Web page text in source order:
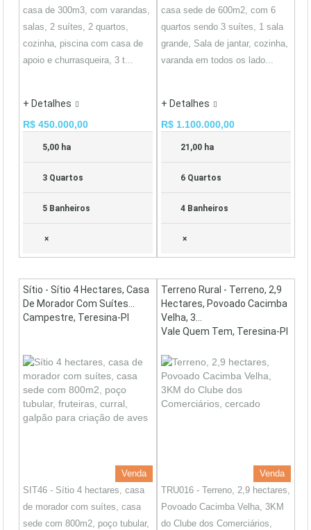
casa de 300m3, com varandas,
salas, 2 suítes, 2 quartos,
cozinha, piscina com casa de
apoio e churrasqueira, 3 t...
+ Detalhes
R$ 450.000,00
5,00 ha
3 Quartos
5 Banheiros
×
casa sede de 600m2, com 6
quartos sendo 3 suítes, 1 sala
grande, Sala de jantar, cozinha,
varanda em todos os lado...
+ Detalhes
R$ 1.100.000,00
21,00 ha
6 Quartos
4 Banheiros
×
Sítio - Sítio 4 Hectares, Casa
De Morador Com Suítes...
Campestre, Teresina-PI
Venda
SIT46 - Sítio 4 hectares, casa
de morador com suítes, casa
sede com 800m2, poço tubular,
Terreno Rural - Terreno, 2,9
Hectares, Povoado Cacimba
Velha, 3...
Vale Quem Tem, Teresina-PI
Venda
TRU016 - Terreno, 2,9 hectares,
Povoado Cacimba Velha, 3KM
do Clube dos Comerciários,